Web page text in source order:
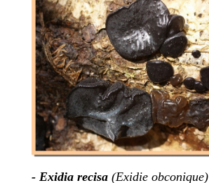
- Exidia recisa (Exidie obconique)